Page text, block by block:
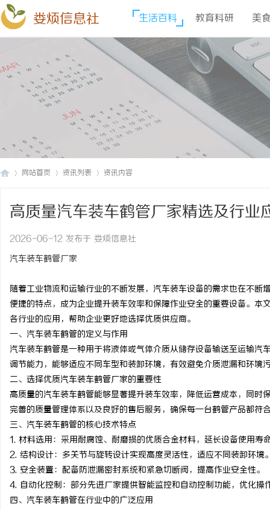
娄烦信息社 生活百科 教育科研 美
网站首页 资讯列表 资讯内容
高质量汽车装车鹤管厂家精选及行业
2026-06-12 发布于 娄烦信息社
汽车装车鹤管厂家
随着工业物流和运输行业的不断发展，汽车装车设备的需求也在不
便捷的特点，成为企业提升装车效率和保障作业安全的重要设备。
各行业的应用，帮助企业更好地选择优质供应商。
一、汽车装车鹤管的定义与作用
汽车装车鹤管是一种用于将液体或气体介质从储存设备输送至运输
调节能力，能够适应不同车型和装卸环境，有效避免介质泄漏和环境
二、选择优质汽车装车鹤管厂家的重要性
高质量的汽车装车鹤管能够显著提升装车效率，降低运营成本，同
完善的质量管理体系以及良好的售后服务，确保每一台鹤管产品都符
三、汽车装车鹤管的核心技术特点
1. 材料选用：采用耐腐蚀、耐磨损的优质合金材料，延长设备使用寿
2. 结构设计：多关节与旋转设计实现高度灵活性，适应不同装卸环境
3. 安全装置：配备防泄漏密封系统和紧急切断阀，提高作业安全性。
4. 自动化控制：部分先进厂家提供智能监控和自动控制功能，优化操
四、汽车装车鹤管在行业中的广泛应用